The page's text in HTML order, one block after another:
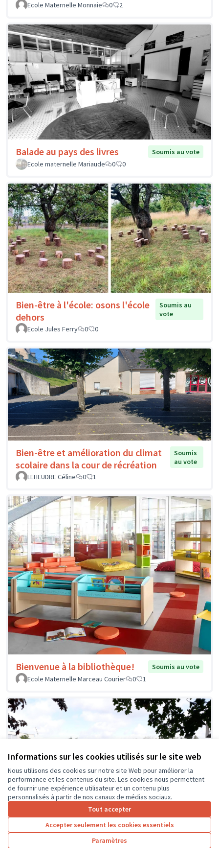
Informations sur les cookies utilisés sur le site web
Nous utilisons des cookies sur notre site Web pour améliorer la
performance et les contenus du site. Les cookies nous permettent
de fournir une expérience utilisateur et un contenu plus
personnalisés à partir de nos canaux de médias sociaux.
Tout accepter
Accepter seulement les cookies essentiels
Paramètres
Ecole Maternelle Monnaie
0 2
Balade au pays des livres
Soumis au vote
Ecole maternelle Mariaude
0 0
Bien-être à l'école: osons l'école
dehors
Soumis au
vote
Ecole Jules Ferry
0 0
Bien-être et amélioration du climat
scolaire dans la cour de récréation
Soumis
au vote
LEHEUDRE Céline
0 1
Bienvenue à la bibliothèque!
Soumis au vote
Ecole Maternelle Marceau Courier
0 1